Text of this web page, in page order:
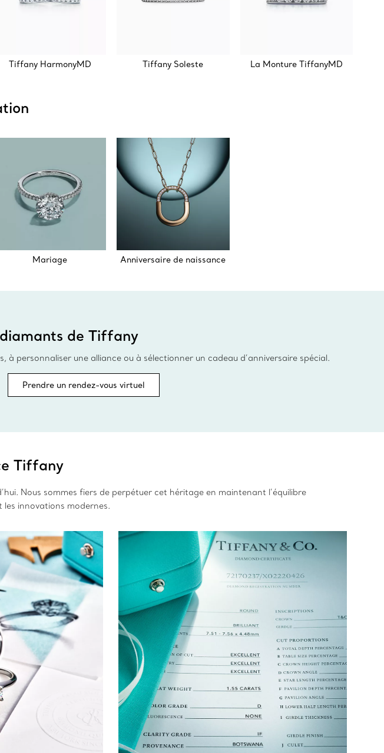
Tiffany HarmonyMD Tiffany Soleste La Monture TiffanyMD
Mariage Anniversaire de naissance
de Tiffany
personnaliser une alliance ou à sélectionner un cadeau d’anniversaire spécial.
Prendre un rendez-vous virtuel
Tiffany
Nous sommes fiers de perpétuer cet héritage en maintenant l’équilibre
innovations modernes.